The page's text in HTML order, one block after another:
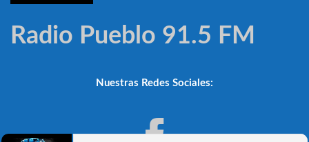
Radio Pueblo 91.5 FM
Nuestras Redes Sociales: